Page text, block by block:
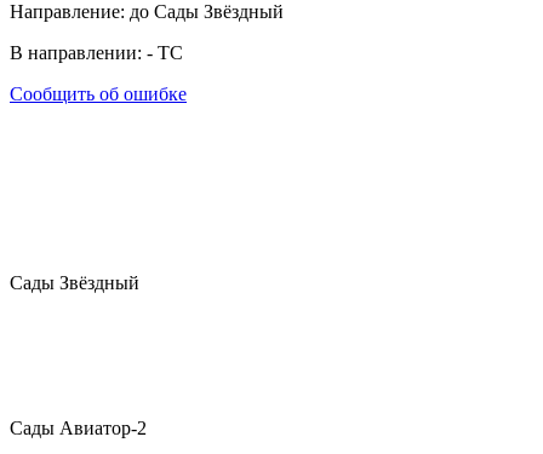
Направление: до Сады Звёздный
В направлении: - ТС
Сообщить об ошибке
Сады Звёздный
Сады Авиатор-2